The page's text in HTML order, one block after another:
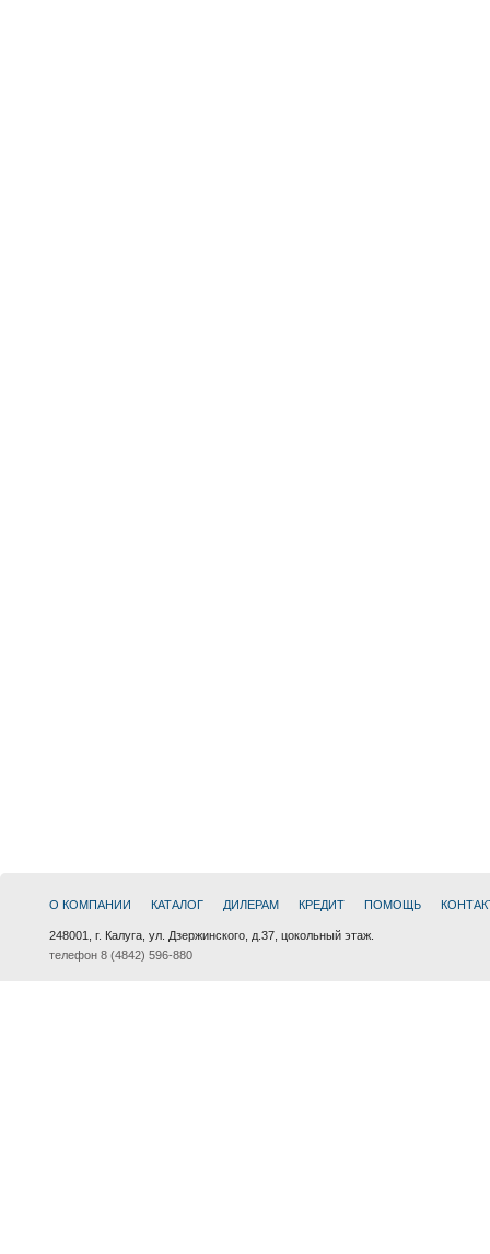
О КОМПАНИИ КАТАЛОГ ДИЛЕРАМ КРЕДИТ ПОМОЩЬ
248001, г. Калуга, ул. Дзержинского, д.37, цокольный этаж.
телефон 8 (4842) 596-880